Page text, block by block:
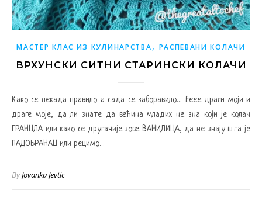
МАСТЕР КЛАС ИЗ КУЛИНАРСТВА, РАСПЕВАНИ КОЛАЧИ
ВРХУНСКИ СИТНИ СТАРИНСКИ КОЛАЧИ
Како се некада правило а сада се заборавило… Ееее драги моји и
драге моје, да ли знате да већина младих не зна који је колач
ГРАНЦЛА или како се другачије зове ВАНИЛИЦА, да не знају шта је
ПАДОБРАНАЦ или рецимо…
ByJovanka Jevtic